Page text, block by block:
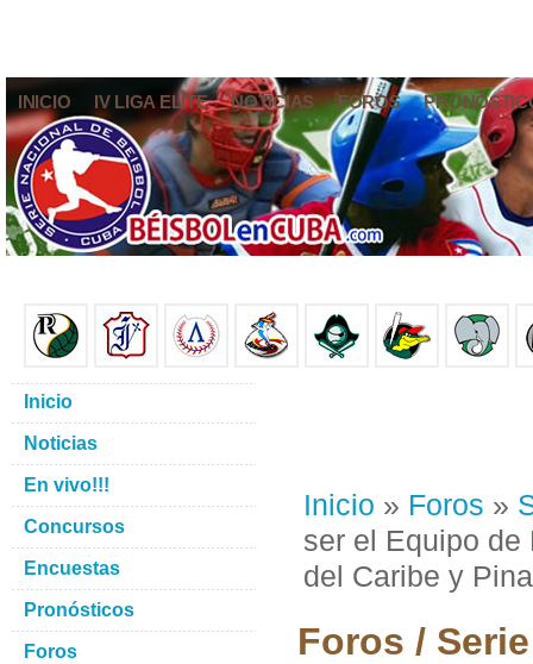
INICIO IV LIGA ELITE NOTICIAS FOROS
Inicio » Foros »
ser el Equipo de
del Caribe y
Foros /
Inicio
Noticias
En vivo!!!
Concursos
Encuestas
Pronósticos
Foros